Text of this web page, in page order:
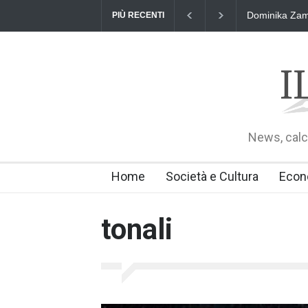
PIÙ RECENTI Dominika
News,
Home Società e Cultura
tonali